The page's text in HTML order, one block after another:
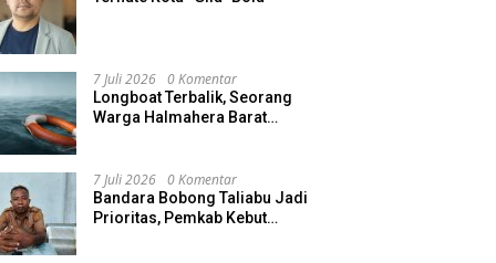
7 Juli 2026 0 Komentar
Longboat Terbalik, Seorang
Warga Halmahera Barat
7 Juli 2026 0 Komentar
Bandara Bobong Taliabu Jadi
Prioritas, Pemkab Kebut